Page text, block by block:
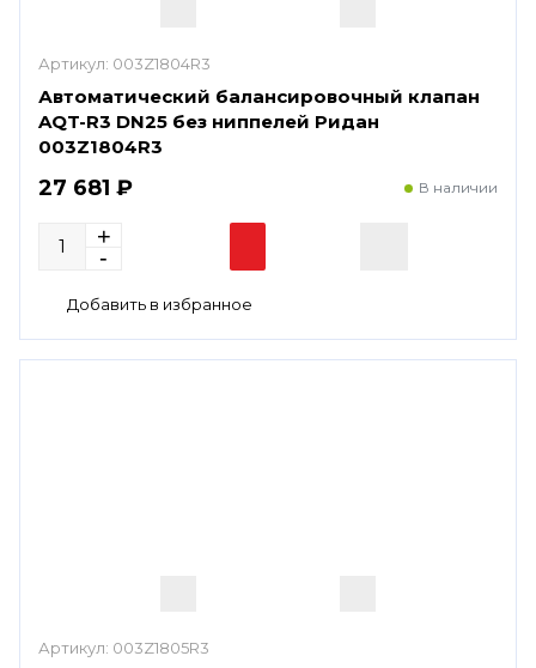
Артикул: 003Z1804R3
Автоматический балансировочный клапан
AQT-R3 DN25 без ниппелей Ридан
003Z1804R3
27 681 ₽ В наличии
Артикул: 003Z1805R3